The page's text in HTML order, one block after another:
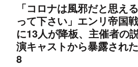
「コロナは風邪だと思え
って下さい」エンリ帝国
に13人が降板、主催者の
演キャストから暴露され
8